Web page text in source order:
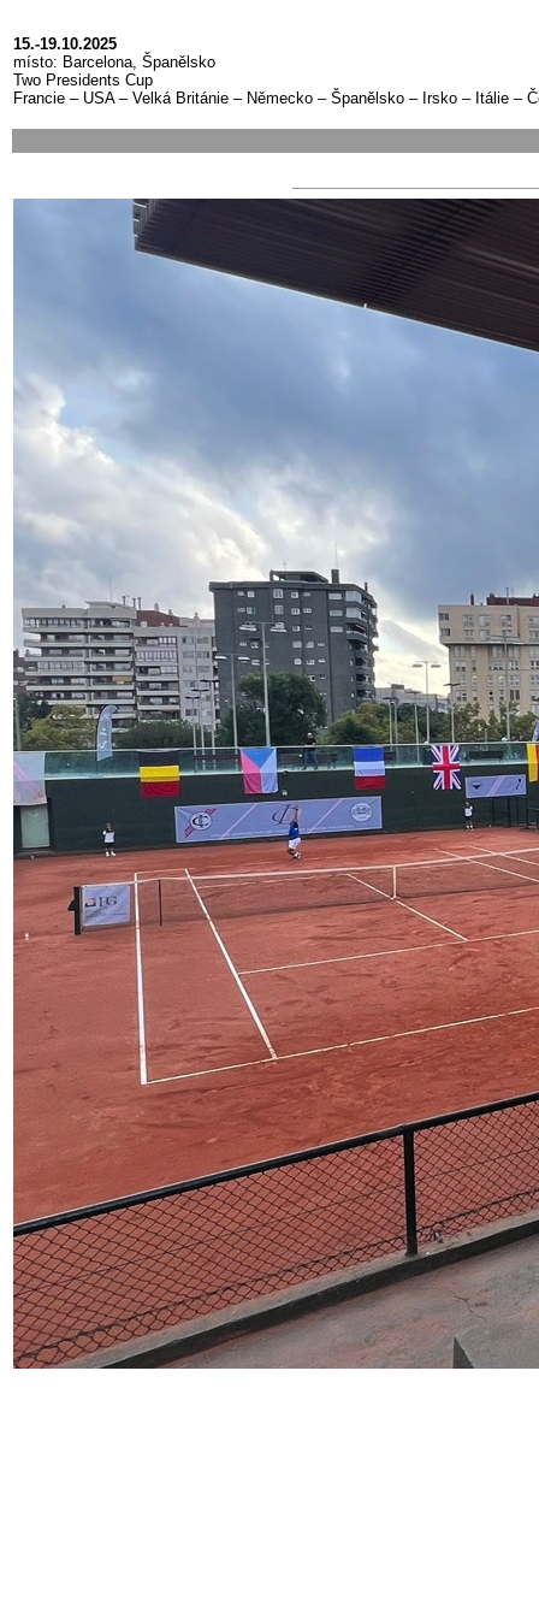
15.-19.10.2025
místo: Barcelona, Španělsko
Two Presidents Cup
Francie – USA – Velká Británie – Německo – Španělsko – Irsko – Itálie –